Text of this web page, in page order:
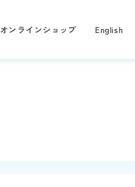
オンラインショップ English